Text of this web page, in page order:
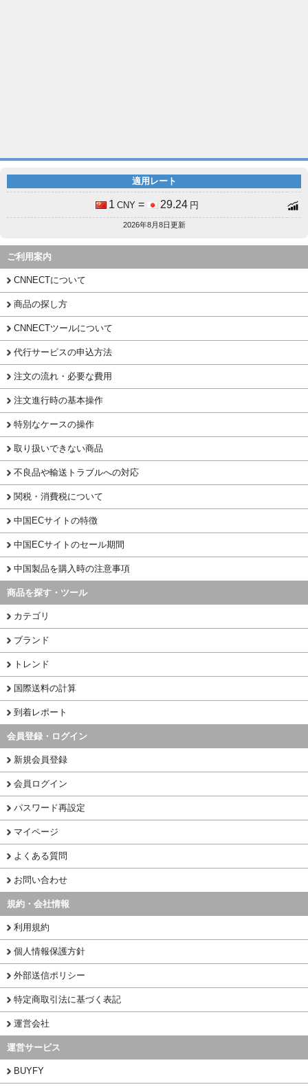
適用レート
1 CNY = 29.24 円
2026年8月8日更新
ご利用案内
CNNECTについて
商品の探し方
CNNECTツールについて
代行サービスの申込方法
注文の流れ・必要な費用
注文進行時の基本操作
特別なケースの操作
取り扱いできない商品
不良品や輸送トラブルへの対応
関税・消費税について
中国ECサイトの特徴
中国ECサイトのセール期間
中国製品を購入時の注意事項
商品を探す・ツール
カテゴリ
ブランド
トレンド
国際送料の計算
到着レポート
会員登録・ログイン
新規会員登録
会員ログイン
パスワード再設定
マイページ
よくある質問
お問い合わせ
規約・会社情報
利用規約
個人情報保護方針
外部送信ポリシー
特定商取引法に基づく表記
運営会社
運営サービス
BUYFY